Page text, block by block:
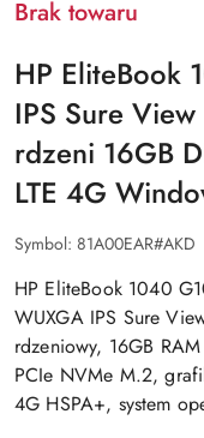
Brak towaru
HP EliteBook
IPS Sure
rdzeni 16GB
LTE 4G
Symbol: 81A00EAR#AKD
HP EliteBook 1040
WUXGA IPS Sure
rdzeniowy, 16GB
PCIe NVMe M.2,
4G HSPA+, system